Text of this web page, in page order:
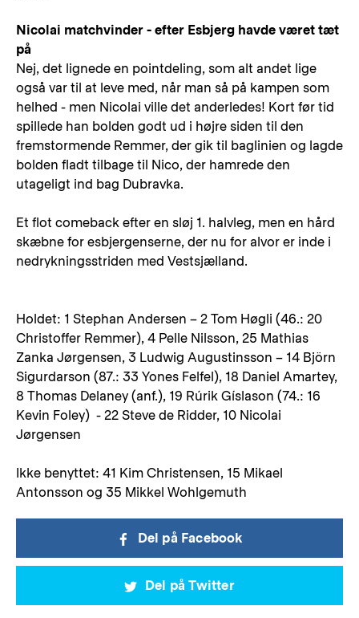
Nicolai matchvinder - efter Esbjerg havde været tæt
på
Nej, det lignede en pointdeling, som alt andet lige
også var til at leve med, når man så på kampen som
helhed - men Nicolai ville det anderledes! Kort før tid
spillede han bolden godt ud i højre siden til den
fremstormende Remmer, der gik til baglinien og lagde
bolden fladt tilbage til Nico, der hamrede den
utageligt ind bag Dubravka.
Et flot comeback efter en sløj 1. halvleg, men en hård
skæbne for esbjergenserne, der nu for alvor er inde i
nedrykningsstriden med Vestsjælland.
Holdet: 1 Stephan Andersen – 2 Tom Høgli (46.: 20
Christoffer Remmer), 4 Pelle Nilsson, 25 Mathias
Zanka Jørgensen, 3 Ludwig Augustinsson – 14 Björn
Sigurdarson (87.: 33 Yones Felfel), 18 Daniel Amartey,
8 Thomas Delaney (anf.), 19 Rúrik Gíslason (74.: 16
Kevin Foley) - 22 Steve de Ridder, 10 Nicolai
Jørgensen
Ikke benyttet: 41 Kim Christensen, 15 Mikael
Antonsson og 35 Mikkel Wohlgemuth
Del på Facebook
Del på Twitter